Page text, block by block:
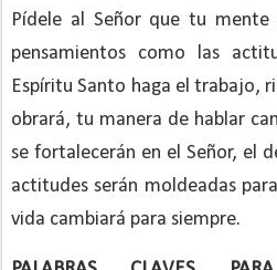
Pídele al Señor que tu
pensamientos como las
Espíritu Santo haga el trabajo,
obrará, tu manera de hablar
se fortalecerán en el Señor, el
actitudes serán moldeadas
vida cambiará para siempre.